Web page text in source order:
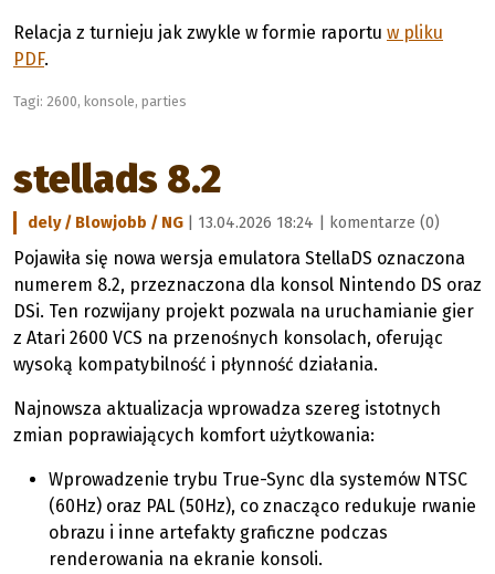
Relacja z turnieju jak zwykle w formie raportu w pliku
PDF.
Tagi: 2600, konsole, parties
stellads 8.2
dely / Blowjobb / NG | 13.04.2026 18:24 | komentarze (0)
Pojawiła się nowa wersja emulatora StellaDS oznaczona
numerem 8.2, przeznaczona dla konsol Nintendo DS oraz
DSi. Ten rozwijany projekt pozwala na uruchamianie gier
z Atari 2600 VCS na przenośnych konsolach, oferując
wysoką kompatybilność i płynność działania.
Najnowsza aktualizacja wprowadza szereg istotnych
zmian poprawiających komfort użytkowania:
Wprowadzenie trybu True-Sync dla systemów NTSC
(60Hz) oraz PAL (50Hz), co znacząco redukuje rwanie
obrazu i inne artefakty graficzne podczas
renderowania na ekranie konsoli.